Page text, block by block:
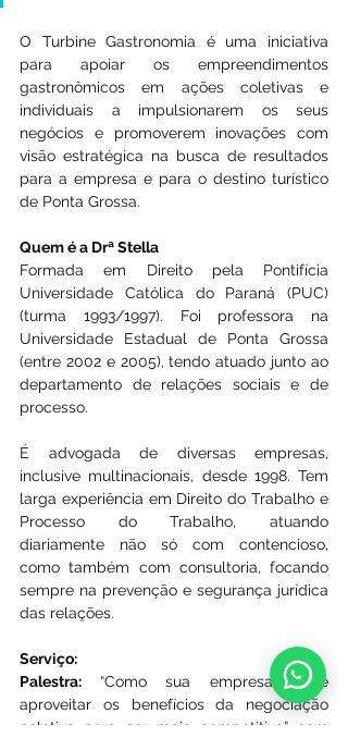
O Turbine Gastronomia é uma iniciativa
para apoiar os empreendimentos
gastronômicos em ações coletivas e
individuais a impulsionarem os seus
negócios e promoverem inovações com
visão estratégica na busca de resultados
para a empresa e para o destino turístico
de Ponta Grossa.
Quem é a Drª Stella
Formada em Direito pela Pontifícia
Universidade Católica do Paraná (PUC)
(turma 1993/1997). Foi professora na
Universidade Estadual de Ponta Grossa
(entre 2002 e 2005), tendo atuado junto ao
departamento de relações sociais e de
processo.
É advogada de diversas empresas,
inclusive multinacionais, desde 1998. Tem
larga experiência em Direito do Trabalho e
Processo do Trabalho, atuando
diariamente não só com contencioso,
como também com consultoria, focando
sempre na prevenção e segurança jurídica
das relações.
Serviço:
Palestra: “Como sua empresa pode
aproveitar os benefícios da negociação
coletiva para ser mais competitiva” com